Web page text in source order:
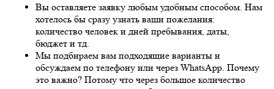
Вы оставляете заявку любым удобным способом. Нам
хотелось бы сразу узнать ваши пожелания:
количество человек и дней пребывания, даты,
бюджет и тд.
Мы подбираем вам подходящие варианты и
обсуждаем по телефону или через WhatsApp. Почему
это важно? Потому что через большое количество